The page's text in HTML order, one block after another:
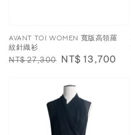
AVANT TOI WOMEN 寬版高領羅
紋針織衫
Regular
NT$ 27,300 Sale
NT$ 13,700